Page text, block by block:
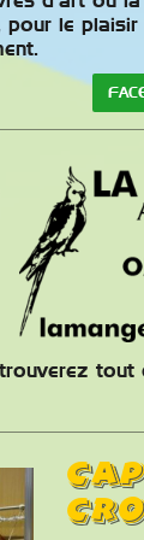
pour le
classes
la